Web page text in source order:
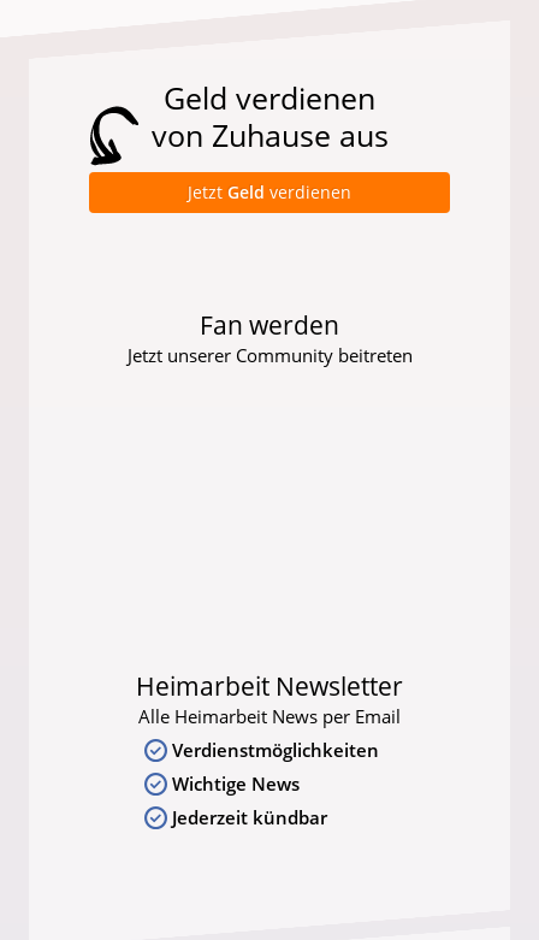
Geld verdienen
von Zuhause aus
Jetzt Geld verdienen
Fan werden
Jetzt unserer Community beitreten
Heimarbeit Newsletter
Alle Heimarbeit News per Email
Verdienstmöglichkeiten
Wichtige News
Jederzeit kündbar